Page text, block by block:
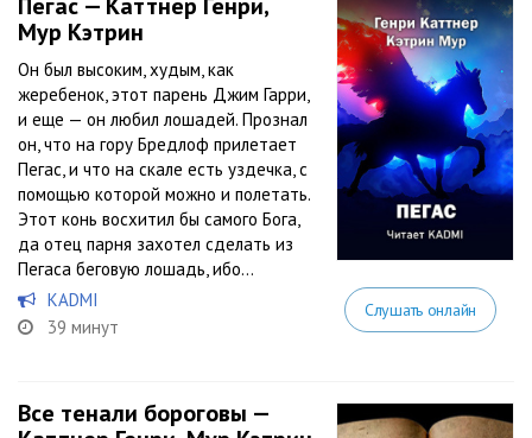
Мур Кэтрин
Он был высоким, худым, как
жеребенок, этот парень Джим Гарри,
и еще — он любил лошадей. Прознал
он, что на гору Бредлоф прилетает
Пегас, и что на скале есть уздечка, с
помощью которой можно и полетать.
Этот конь восхитил бы самого Бога,
да отец парня захотел сделать из
Пегаса беговую лошадь, ибо...
KADMI
39 минут
Слушать онлайн
Все тенали бороговы —